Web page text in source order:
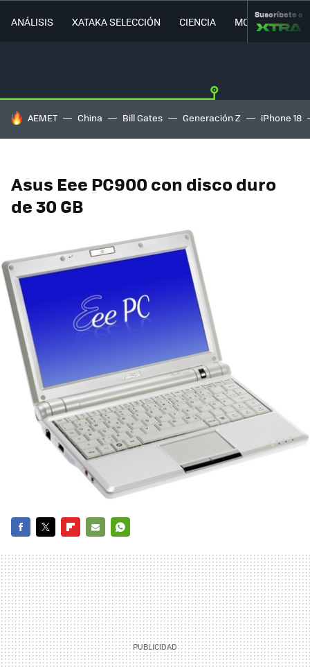
ANÁLISIS XATAKA SELECCIÓN CIENCIA MOVILIDAD
Suscríbete a
HOY SE HABLA DE
AEMET China Bill Gates Generación Z iPhone 18
Asus Eee PC900 con disco duro
de 30 GB
MAIL